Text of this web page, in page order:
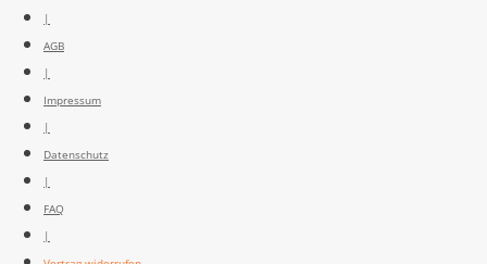
|
AGB
|
Impressum
|
Datenschutz
|
FAQ
|